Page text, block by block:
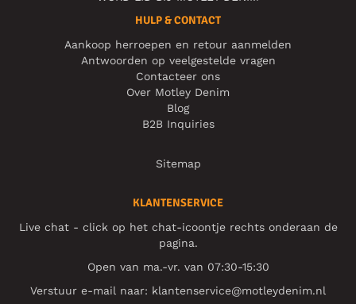
HULP & CONTACT
Aankoop herroepen en retour aanmelden
Antwoorden op veelgestelde vragen
Contacteer ons
Over Motley Denim
Blog
B2B Inquiries
Sitemap
KLANTENSERVICE
Live chat - click op het chat-icoontje rechts onderaan de
pagina.
Open van ma.-vr. van 07:30-15:30
Verstuur e-mail naar: klantenservice@motleydenim.nl